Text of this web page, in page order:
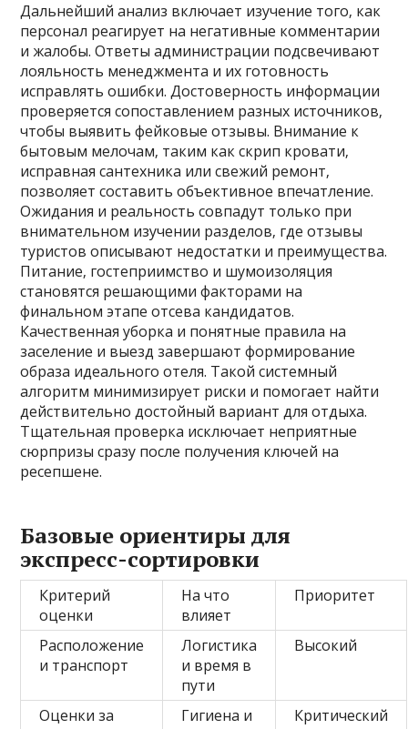
Дальнейший анализ включает изучение того‚ как
персонал реагирует на негативные комментарии
и жалобы. Ответы администрации подсвечивают
лояльность менеджмента и их готовность
исправлять ошибки. Достоверность информации
проверяется сопоставлением разных источников‚
чтобы выявить фейковые отзывы. Внимание к
бытовым мелочам‚ таким как скрип кровати‚
исправная сантехника или свежий ремонт‚
позволяет составить объективное впечатление.
Ожидания и реальность совпадут только при
внимательном изучении разделов‚ где отзывы
туристов описывают недостатки и преимущества.
Питание‚ гостеприимство и шумоизоляция
становятся решающими факторами на
финальном этапе отсева кандидатов.
Качественная уборка и понятные правила на
заселение и выезд завершают формирование
образа идеального отеля. Такой системный
алгоритм минимизирует риски и помогает найти
действительно достойный вариант для отдыха.
Тщательная проверка исключает неприятные
сюрпризы сразу после получения ключей на
ресепшене.
Базовые ориентиры для
экспресс-сортировки
Критерий
оценки
На что
влияет
Приоритет
Расположение
и транспорт
Логистика
и время в
пути
Высокий
Оценки за
Гигиена и
Критический